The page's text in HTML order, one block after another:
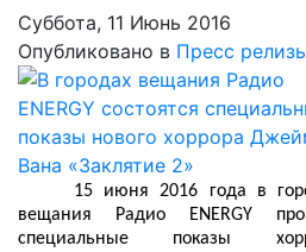
Суббота, 11 Июнь 2016
Опубликовано в Пресс
15 июня 2016 года в
вещания Радио ENERGY
специальные показы